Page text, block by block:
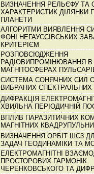
ВИЗНАЧЕННЯ РЕЛЬЄФУ ТА
ХАРАКТЕРИСТИК ДІЛЯНКИ
ПЛАНЕТИ
АЛГОРИТМИ ВИЯВЛЕННЯ
ФОНІ НЕГАУССІВСЬКИХ
КРИТЕРІЄМ
РОЗПОВСЮДЖЕННЯ
РАДІОВИПРОМІНЮВАННЯ В
МАГНІТОСФЕРАХ
СИСТЕМА СОНЯЧНИХ СИЛ
ВИБРАНИХ СПЕКТРАЛЬНИХ
ДИФРАКЦІЯ
ХВИЛЬНА ПЕРІОДИЧНІЙ
ВПЛИВ ПАРАЗИТИЧНИХ
МАГНІТНИХ
ВИЗНАЧЕННЯ ОРБІТ ШС3
ЗАДАЧ ГЕОДИНАМІКИ ТА
ЕЛЕКТРОМАГНІТНІ
ПРОСТОРОВИХ ГАРМОНІК
ЧЕРЕНКОВСЬКОГО ТА